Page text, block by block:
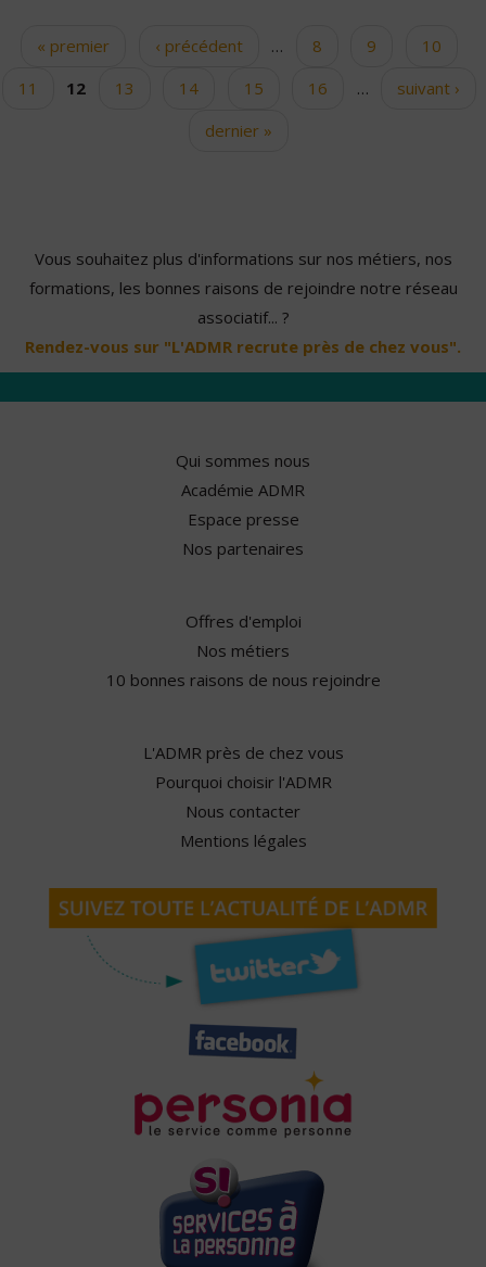
Pages« premier ‹ précédent … 8 9
10
11
12 13 14 15 16 …
suivant ›
dernier »
Vous souhaitez plus d'informations sur nos métiers, nos
formations, les bonnes raisons de rejoindre notre réseau
associatif... ?
Rendez-vous sur "L'ADMR recrute près de chez vous".
Qui sommes nous
Académie ADMR
Espace presse
Nos partenaires
Offres d'emploi
Nos métiers
10 bonnes raisons de nous rejoindre
L'ADMR près de chez vous
Pourquoi choisir l'ADMR
Nous contacter
Mentions légales